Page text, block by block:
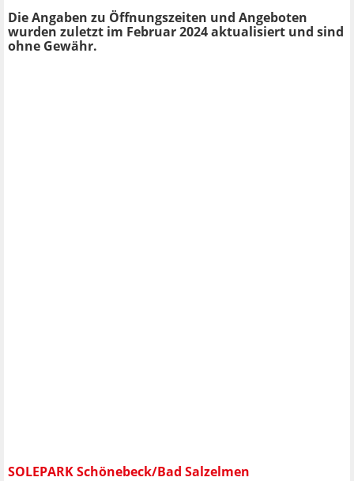
Die Angaben zu Öffnungszeiten und Angeboten
wurden zuletzt im Februar 2024 aktualisiert und sind
ohne Gewähr.
SOLEPARK Schönebeck/Bad Salzelmen